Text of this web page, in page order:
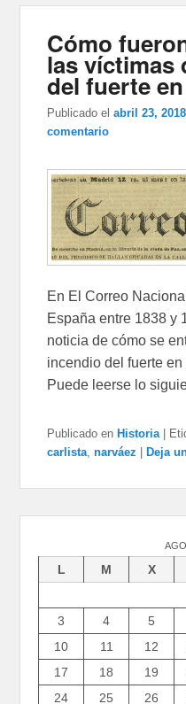
Cómo
las víctimas
del fuerte
Publicado el abril 23, 2018
comentario
En El Correo
España entre 1838 y
noticia de cómo se
incendio del fuerte
Puede leerse lo
Publicado en Historia |
carlista ,narváez |Deja
L M X
3
4 5
10
11 12
17
18 19
24
25 26